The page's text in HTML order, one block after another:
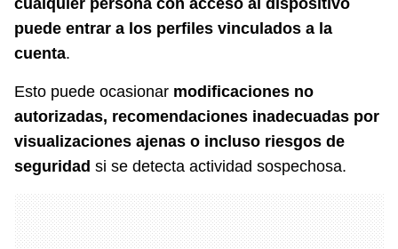
cualquier persona con acceso al dispositivo
puede entrar a los perfiles vinculados a la
cuenta.
Esto puede ocasionar modificaciones no
autorizadas, recomendaciones inadecuadas por
visualizaciones ajenas o incluso riesgos de
seguridad si se detecta actividad sospechosa.